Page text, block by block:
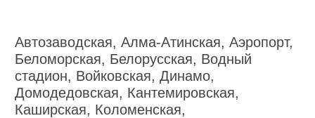
Автозаводская, Алма-Атинская, Аэропорт,
Беломорская, Белорусская, Водный
стадион, Войковская, Динамо,
Домодедовская, Кантемировская,
Каширская, Коломенская,